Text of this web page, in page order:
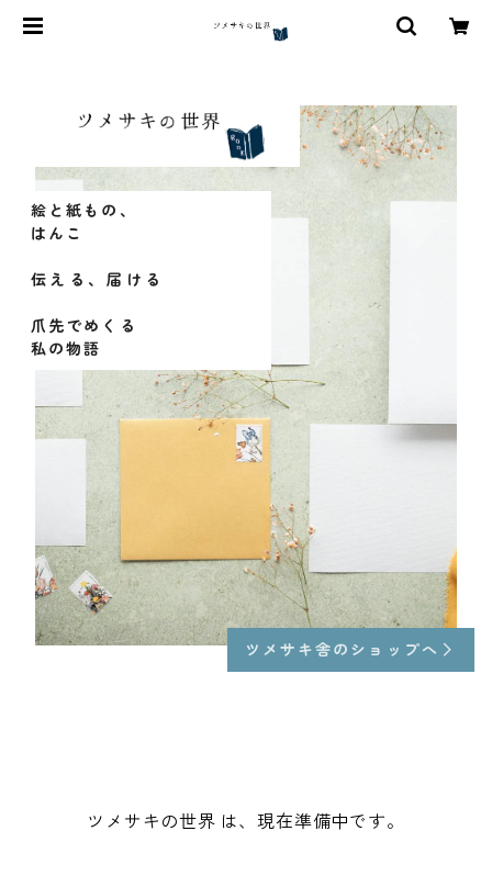
絵と紙もの、
はんこ
伝える、届ける
爪先でめくる
私の物語
ツメサキ舎のショップへ
ツメサキの世界 は、現在準備中です。